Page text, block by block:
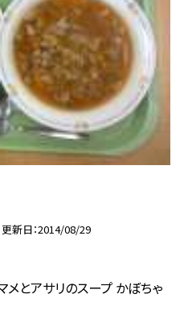
更新日 2014/08/29
メとアサリのスープ かぼちゃ